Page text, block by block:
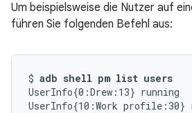
Um beispielsweise die Nutzer auf
führen Sie folgenden Befehl aus:
$ adb shell pm list users
UserInfo{0:Drew:13} running
UserInfo{10:Work profile:30}